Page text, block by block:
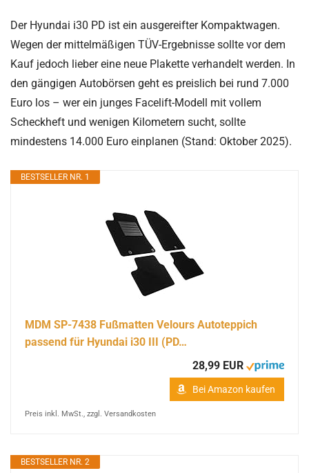
Der Hyundai i30 PD ist ein ausgereifter Kompaktwagen.
Wegen der mittelmäßigen TÜV-Ergebnisse sollte vor dem
Kauf jedoch lieber eine neue Plakette verhandelt werden. In
den gängigen Autobörsen geht es preislich bei rund 7.000
Euro los – wer ein junges Facelift-Modell mit vollem
Scheckheft und wenigen Kilometern sucht, sollte
mindestens 14.000 Euro einplanen (Stand: Oktober 2025).
BESTSELLER NR. 1
MDM SP-7438 Fußmatten Velours Autoteppich
passend für Hyundai i30 III (PD…
28,99 EUR
Bei Amazon kaufen
Preis inkl. MwSt., zzgl. Versandkosten
BESTSELLER NR. 2